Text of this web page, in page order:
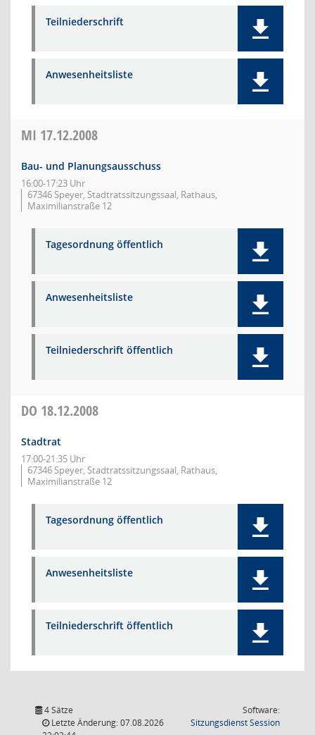
Teilniederschrift
Anwesenheitsliste
MI 17.12.2008
Bau- und Planungsausschuss
16:00-17:23 Uhr
67346 Speyer, Stadtratssitzungssaal, Rathaus,
Maximilianstraße 12
Tagesordnung öffentlich
Anwesenheitsliste
Teilniederschrift öffentlich
DO 18.12.2008
Stadtrat
17:00-21:35 Uhr
67346 Speyer, Stadtratssitzungssaal, Rathaus,
Maximilianstraße 12
Tagesordnung öffentlich
Anwesenheitsliste
Teilniederschrift öffentlich
4 Sätze
Letzte Änderung: 07.08.2026
Software:
SitzungsdienstSession(Wird in